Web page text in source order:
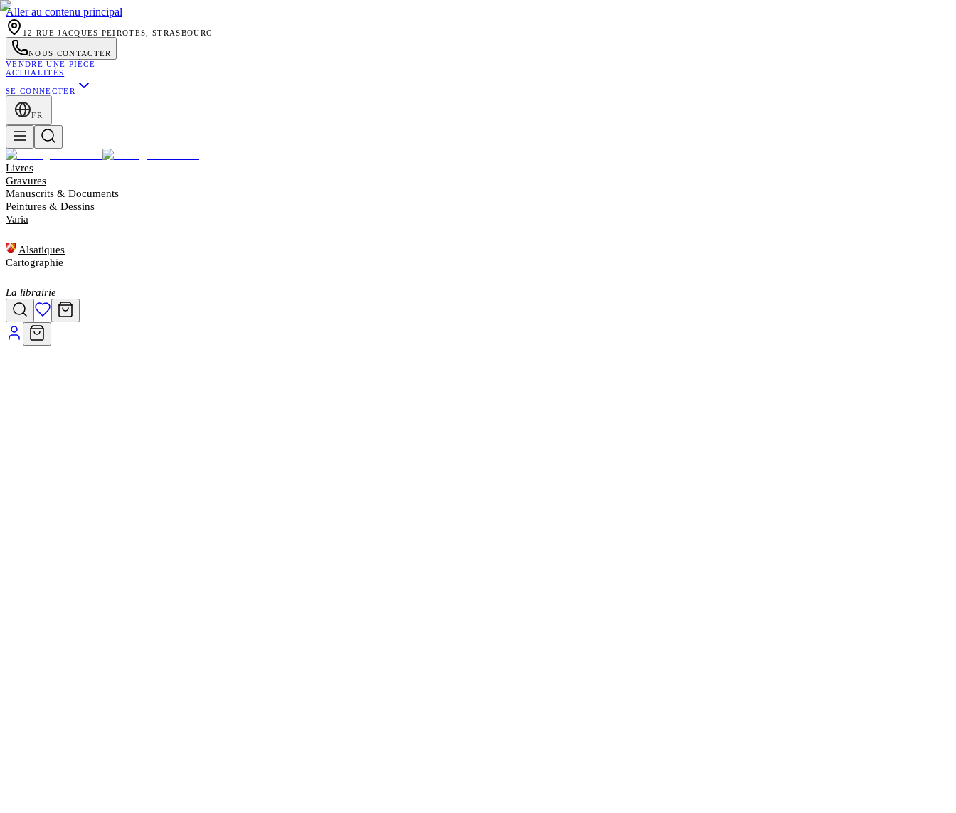
Aller au contenu principal
12 RUE JACQUES PEIROTES, STRASBOURG
NOUS CONTACTER
VENDRE UNE PIÈCE
ACTUALITÉS
SE CONNECTER
FR
Livres
Gravures
Manuscrits & Documents
Peintures & Dessins
Varia
Alsatiques
Cartographie
La librairie